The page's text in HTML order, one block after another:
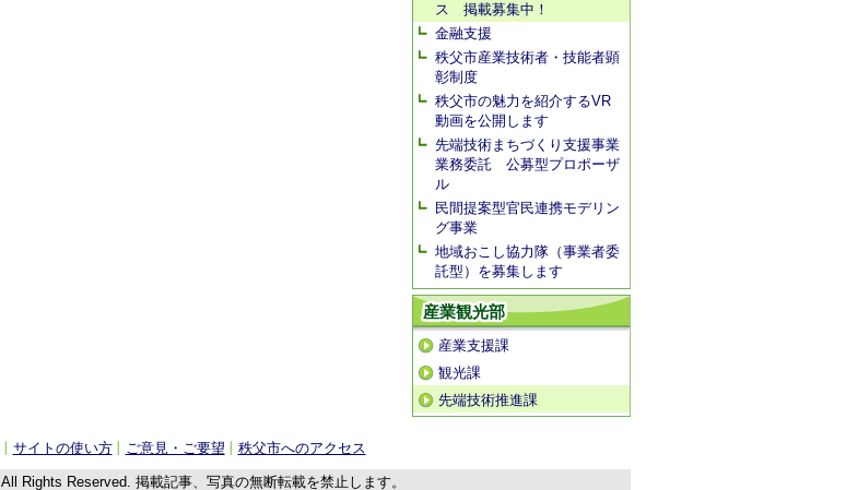
ス 掲載募集中！
金融支援
秩父市産業技術者・技能者顕
彰制度
秩父市の魅力を紹介するVR
動画を公開します
先端技術まちづくり支援事業
業務委託 公募型プロポーザ
ル
民間提案型官民連携モデリン
グ事業
地域おこし協力隊（事業者委
託型）を募集します
産業観光部
産業支援課
観光課
先端技術推進課
サイトの使い方 ご意見・ご要望 秩父市へのアクセス
All Rights Reserved. 掲載記事、写真の無断転載を禁止します。